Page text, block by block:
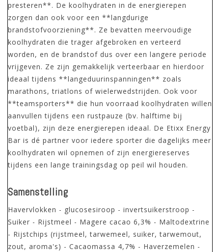
presteren**. De koolhydraten in de energierepen
zorgen dan ook voor een **langdurige
brandstofvoorziening**. Ze bevatten meervoudige
koolhydraten die trager afgebroken en verteerd
worden, en de brandstof dus over een langere periode
vrijgeven. Ze zijn gemakkelijk verteerbaar en hierdoor
ideaal tijdens **langeduurinspanningen** zoals
marathons, triatlons of wielerwedstrijden. Ook voor
**teamsporters** die hun voorraad koolhydraten willen
aanvullen tijdens een rustpauze (bv. halftime bij
voetbal), zijn deze energierepen ideaal. De Etixx Energy
Bar is dé partner voor iedere sporter die dagelijks meer
koolhydraten wil opnemen of zijn energiereserves
tijdens een lange trainingsdag op peil wil houden.
Samenstelling
Havervlokken - glucosesiroop - invertsuikerstroop -
Suiker - Rijstmeel - Magere cacao 6,3% - Maltodextrine
- Rijstchips (rijstmeel, tarwemeel, suiker, tarwemout,
zout, aroma's) - Cacaomassa 4,7% - Haverzemelen -